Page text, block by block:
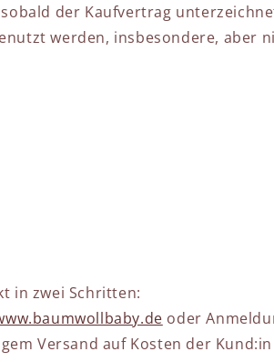
der Kaufvertrag
werden, insbesondere, aber
in zwei Schritten:
oder
Versand auf Kosten der